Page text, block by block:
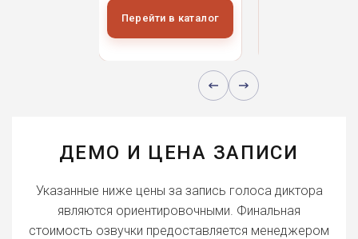
Перейти в каталог
ДЕМО И ЦЕНА ЗАПИСИ
Указанные ниже цены за запись голоса диктора
являются ориентировочными. Финальная
стоимость озвучки предоставляется менеджером